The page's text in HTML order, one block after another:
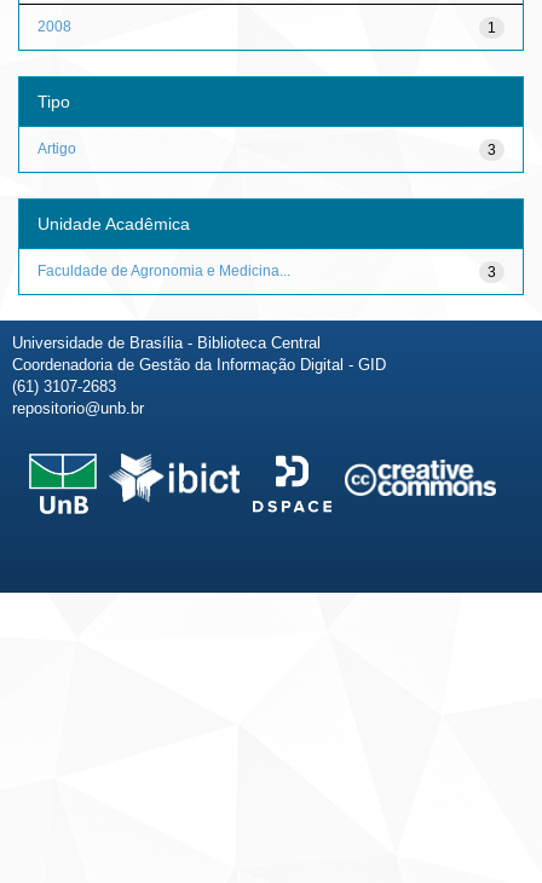
1
2008
Tipo
3
Artigo
Unidade Acadêmica
3
Faculdade de Agronomia e Medicina...
Universidade de Brasília - Biblioteca Central
Coordenadoria de Gestão da Informação Digital - GID
(61) 3107-2683
repositorio@unb.br